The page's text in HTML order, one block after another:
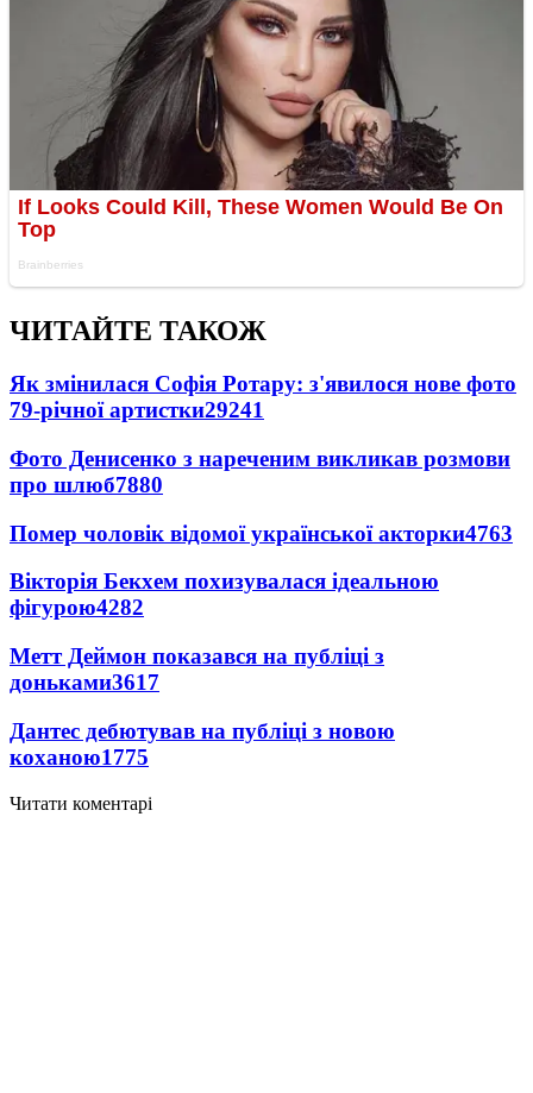
ЧИТАЙТЕ ТАКОЖ
Як змінилася Софія Ротару: з'явилося нове фото
79-річної артистки29241
Фото Денисенко з нареченим викликав розмови
про шлюб7880
Помер чоловік відомої української акторки4763
Вікторія Бекхем похизувалася ідеальною
фігурою4282
Метт Деймон показався на публіці з
доньками3617
Дантес дебютував на публіці з новою
коханою1775
Читати коментарі